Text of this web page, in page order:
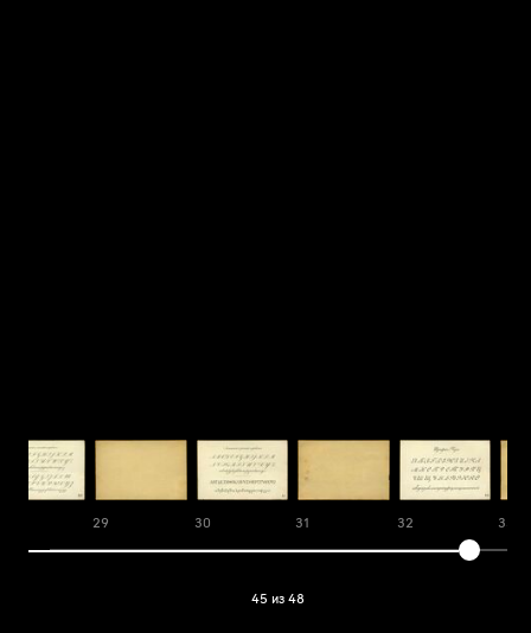
29 30 31 32 33
45 из 48